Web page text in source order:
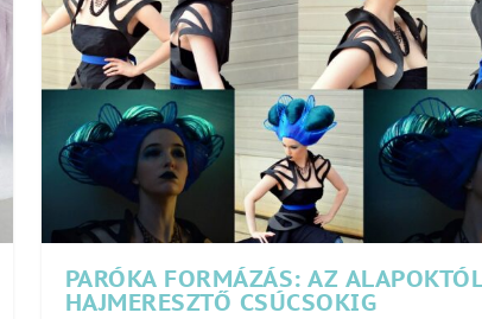
PARÓKA FORMÁZÁS: AZ
HAJMERESZTŐ CSÚCSOKIG